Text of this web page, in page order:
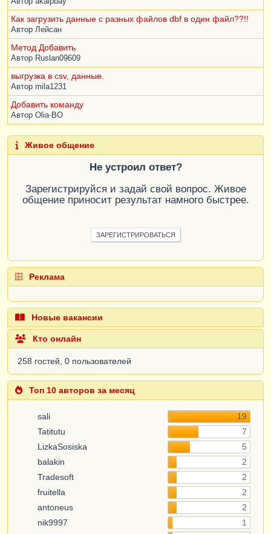
Как загрузить данные с разных файлов dbf в один файл??!!
Автор Лейсан
Метод Добавить
Автор Ruslan09609
выгрузка в csv, данные.
Автор mila1231
Добавить команду
Автор Olia-BO
Живое общение
Не устроил ответ?
Зарегистрируйся и задай свой вопрос. Живое
общение приносит результат намного быстрее.
ЗАРЕГИСТРИРОВАТЬСЯ
Реклама
Новые вакансии
Кто онлайн
258 гостей, 0 пользователей
Топ 10 авторов за месяц
sali
19
Tatitutu
7
LizkaSosiska
5
balakin
2
Tradesoft
2
fruitella
2
antoneus
2
nik9997
1